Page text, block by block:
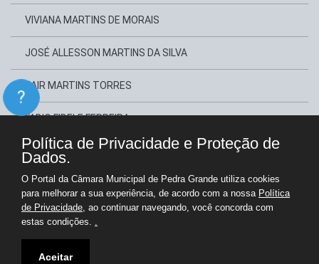
?
VIVIANA MARTINS DE MORAIS
JOSÉ ALLESSON MARTINS DA SILVA
JAIR MARTINS TORRES
FABIO FIDELE FERREIRA
MADSON EREK XAVIER BEZERRA
DAYVSON RANGEL MACEDO LOPES
Copyright © Câmara Municipal de Pedra Grande - Gestão 2025-2028
Política de Privacidade e Proteção de
Dados.
O Portal da Câmara Municipal de Pedra Grande utiliza cookies
para melhorar a sua experiência, de acordo com a nossa Política
de Privacidade, ao continuar navegando, você concorda com
estas condições. .
Aceitar